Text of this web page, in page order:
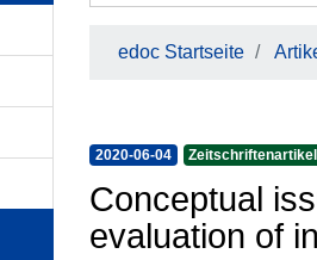
edoc Startseite
2020-06-04 Zeitschriftenartikel
Conceptual
evaluation of